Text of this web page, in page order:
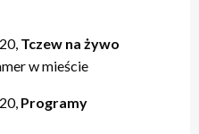
Tczew na żywo
w mieście
Programy